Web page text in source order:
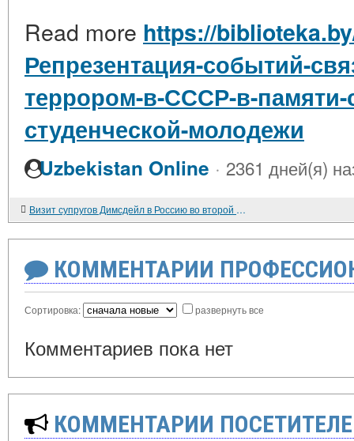
Read more https://
Репрезентация-событий-
террором-в-СССР-в-
студенческой-молодежи
Uzbekistan Online · 2361 дней(я)
Визит супругов Димсдейл в Россию во второй половине XVIII в.
КОММЕНТАРИИ
Сортировка: развернуть все
Комментариев пока нет
КОММЕНТАРИИ